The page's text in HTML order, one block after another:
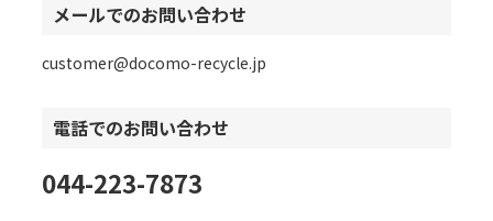
メールでのお問い合わせ
customer@docomo-recycle.jp
電話でのお問い合わせ
044-223-7873